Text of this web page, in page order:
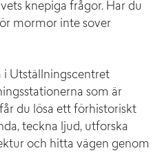
knepiga frågor. Har du
mormor inte sover
i Utställningscentret
som är
du lösa ett förhistoriskt
teckna ljud, utforska
och hitta vägen genom